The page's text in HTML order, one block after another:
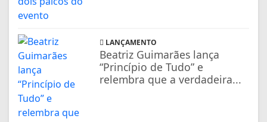
LANÇAMENTO
Beatriz Guimarães lança
“Princípio de Tudo” e
relembra que a verdadeira...